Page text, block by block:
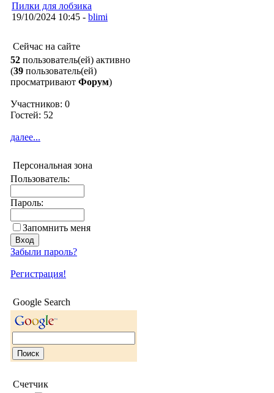
Пилки для лобзика
19/10/2024 10:45 - blimi
Сейчас на сайте
52 пользователь(ей) активно
(39 пользователь(ей)
просматривают Форум)
Участников: 0
Гостей: 52
далее...
Персональная зона
Пользователь:
Пароль:
Запомнить меня
Забыли пароль?
Регистрация!
Google Search
Счетчик